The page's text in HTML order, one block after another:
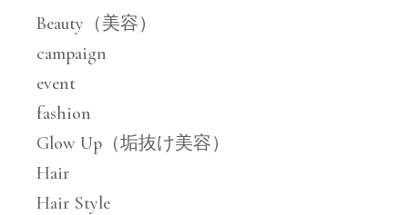
Beauty（美容）
campaign
event
fashion
Glow Up（垢抜け美容）
Hair
Hair Style